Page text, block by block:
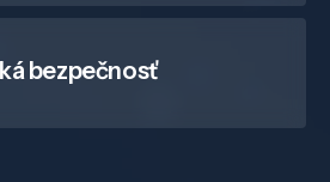
bezpečnosť